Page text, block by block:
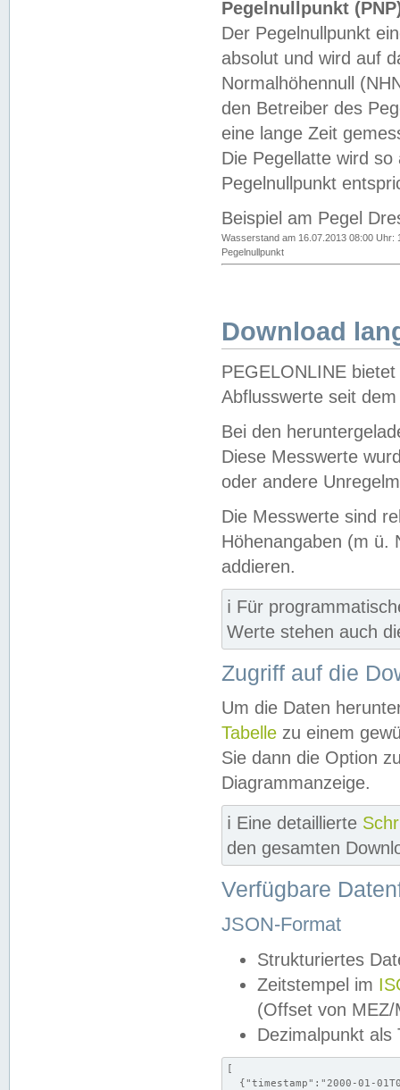
Pegelnullpunkt
Der Pegelnullpunkt
absolut und wird auf
Normalhöhennull
den Betreiber des
eine lange Zeit
Die Pegellatte wird
Pegelnullpunkt
Beispiel am Pegel
Wasserstand am 16.07.2013 08:00 Uhr:
Pegelnullpunkt
Download
PEGELONLINE
Abflusswerte seit
Bei den
Diese Messwerte
oder andere
Die Messwerte sind
Höhenangaben (m ü.
addieren.
ℹ️ Für
Werte stehen auch
Zugriff auf die
Um die Daten
Tabelle zu einem
Sie dann die Option
Diagrammanzeige.
ℹ️ Eine detaillierte
den gesamten
Verfügbare
JSON-Format
Strukturiertes
Zeitstempel im
(Offset von MEZ/
Dezimalpunkt als
[
{"timestamp":"2000-01-